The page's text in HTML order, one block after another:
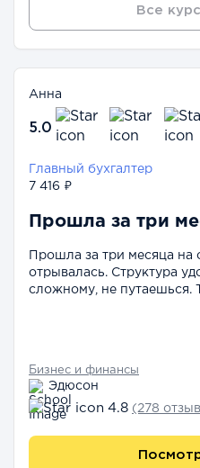
Все
Анна
5.0
Главный бухгалтер
7 416 ₽
Прошла за три
Прошла за три месяца
отрывалась. Структура
сложному, не путаешься.
Бизнес и финансы
Эдюсон
4.8 (278